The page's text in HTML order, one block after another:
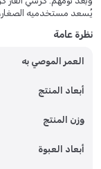
يُسعد مستخدميه
نظرة عامة
العمر الموصي به
أبعاد المنتج
وزن المنتج
أبعاد العبوة